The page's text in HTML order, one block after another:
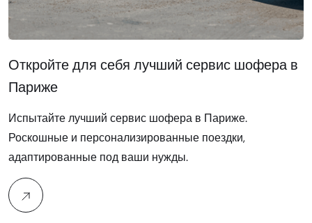
Откройте для себя лучший сервис шофера в
Париже
Испытайте лучший сервис шофера в Париже.
Роскошные и персонализированные поездки,
адаптированные под ваши нужды.